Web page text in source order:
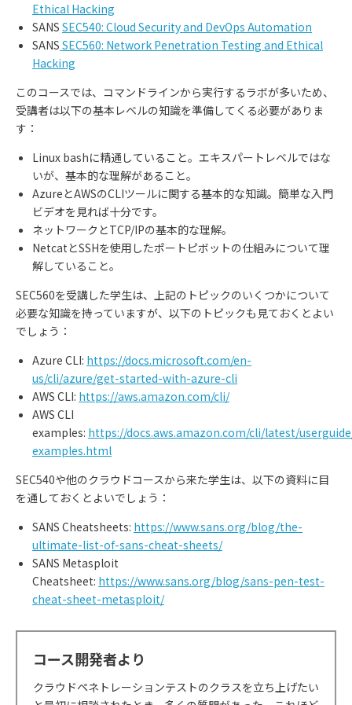
Ethical Hacking
SANS SEC540: Cloud Security and DevOps Automation
SANS SEC560: Network Penetration Testing and Ethical
Hacking
このコースでは、コマンドラインから実行するラボが多いため、
受講者は以下の基本レベルの知識を準備してくる必要がありま
す：
Linux bashに精通していること。エキスパートレベルではな
いが、基本的な理解があること。
AzureとAWSのCLIツールに関する基本的な知識。簡単な入門
ビデオを見れば十分です。
ネットワークとTCP/IPの基本的な理解。
NetcatとSSHを使用したポートピボットの仕組みについて理
解していること。
SEC560を受講した学生は、上記のトピックのいくつかについて
必要な知識を持っていますが、以下のトピックも見ておくとよい
でしょう：
Azure CLI: https://docs.microsoft.com/en-
us/cli/azure/get-started-with-azure-cli
AWS CLI: https://aws.amazon.com/cli/
AWS CLI
examples: https://docs.aws.amazon.com/cli/latest/
examples.html
SEC540や他のクラウドコースから来た学生は、以下の資料に目
を通しておくとよいでしょう：
SANS Cheatsheets: https://www.sans.org/blog/the-
ultimate-list-of-sans-cheat-sheets/
SANS Metasploit
Cheatsheet: https://www.sans.org/blog/sans-pen-test-
cheat-sheet-metasploit/
コース開発者より
クラウドペネトレーションテストのクラスを立ち上げたい